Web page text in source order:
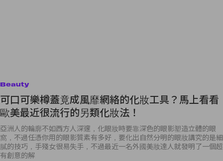
Beauty
可口可樂樽蓋竟成風靡網絡的化妝工具？馬上看看
歐美最近很流行的另類化妝法！
亞洲人的輪廓不如西方人深邃，化眼妝時要靠深色的眼影塑造立體的眼
窩，不過任憑你用的眼影質素有多好，要化出自然分明的眼妝講究的是細
膩的技巧，手殘女很易失手，不過最近一名外國美妝達人就發明了一個超
有創意的解